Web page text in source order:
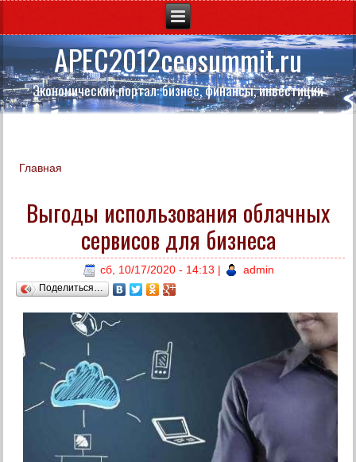
APEC2012ceosummit.ru
Экономический портал: бизнес, финансы, инвестиции
Вы здесь
Главная
Выгоды использования облачных
сервисов для бизнеса
сб, 10/17/2020 - 14:13 | admin
Поделиться…